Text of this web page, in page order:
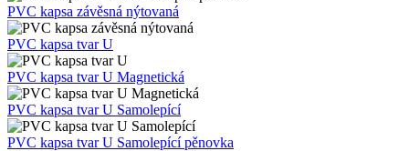
PVC kapsa tvar O
PVC kapsa tvar O Magnetická
PVC kapsa tvar O Samolepící
PVC kapsa tvar O Samolepící pěnovka
PVC kapsa závěsná nýtovaná